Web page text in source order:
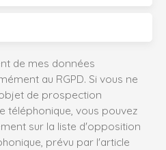
de mes données
au RGPD. Si vous ne
de prospection
téléphonique, vous pouvez
sur la liste d'opposition
prévu par l'article